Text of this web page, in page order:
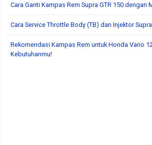
Cara Ganti Kampas Rem Supra GTR 150 dengan
Cara Service Throttle Body (TB) dan Injektor
Rekomendasi Kampas Rem untuk Honda Vario
Kebutuhanmu!